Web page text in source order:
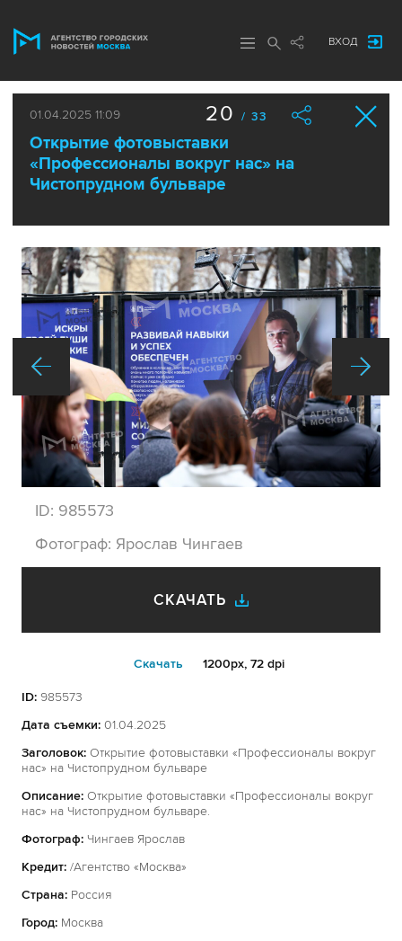
ВХОД
01.04.2025 11:09
Открытие фотовыставки
«Профессионалы вокруг нас» на
Чистопрудном бульваре
20 / 33
ID: 985573
Фотограф: Ярослав Чингаев
СКАЧАТЬ
Cкачать 1200px, 72 dpi
ID: 985573
Дата съемки: 01.04.2025
Заголовок: Открытие фотовыставки «Профессионалы вокруг
нас» на Чистопрудном бульваре
Описание: Открытие фотовыставки «Профессионалы вокруг
нас» на Чистопрудном бульваре.
Фотограф: Чингаев Ярослав
Кредит: /Агентство «Москва»
Страна: Россия
Город: Москва